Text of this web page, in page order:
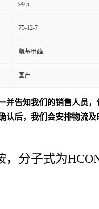
99.5
75-12-7
氨基甲醛
国产
并告知我们的销售人员
认后，我们会安排物流及
分子式为